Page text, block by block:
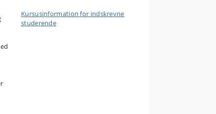
Kursusinformation for indskrevne
studerende